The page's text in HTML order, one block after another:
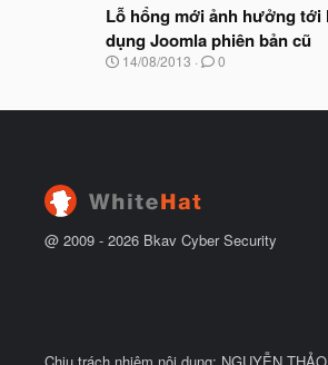
ầ
u
à
y
b
ắ
Lỗ hổng mới ảnh hưởng tới
dụng Joomla phiên bản cũ
N
y
ầ
14/08/2013 0
@ 2009 - 2026 Bkav Cyber Security